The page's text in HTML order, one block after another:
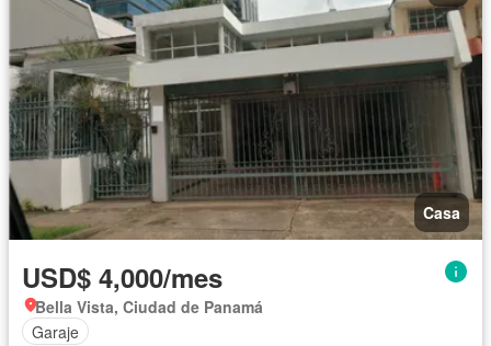
Casa
USD$ 4,000/mes
Bella Vista, Ciudad de Panamá
Garaje